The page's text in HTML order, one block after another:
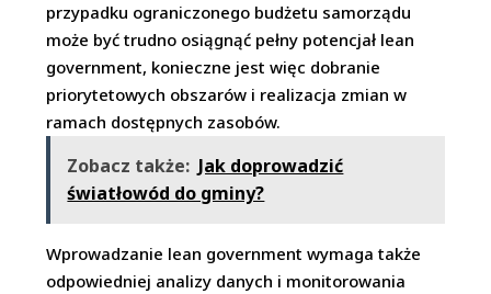
przypadku ograniczonego budżetu samorządu
może być trudno osiągnąć pełny potencjał lean
government, konieczne jest więc dobranie
priorytetowych obszarów i realizacja zmian w
ramach dostępnych zasobów.
Zobacz także: Jak doprowadzić
światłowód do gminy?
Wprowadzanie lean government wymaga także
odpowiedniej analizy danych i monitorowania